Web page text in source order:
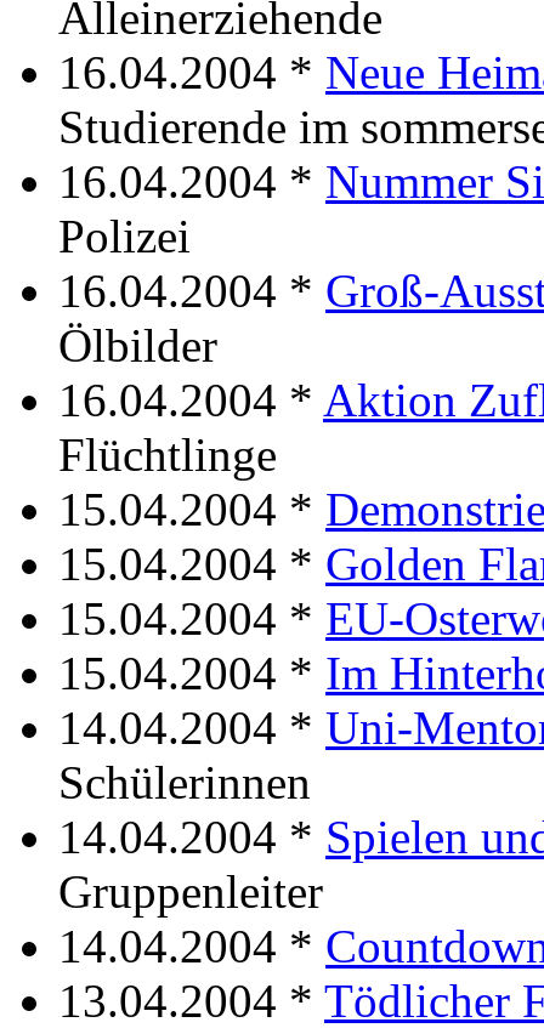
Alleinerziehende
16.04.2004 * Neue
Studierende im
16.04.2004 * Nummer
Polizei
16.04.2004 * Groß-
Ölbilder
16.04.2004 * Aktion
Flüchtlinge
15.04.2004 *
15.04.2004 * Golden
15.04.2004 * EU-
15.04.2004 * Im
14.04.2004 * Uni-
Schülerinnen
14.04.2004 * Spielen
Gruppenleiter
14.04.2004 *
13.04.2004 * Tödlicher